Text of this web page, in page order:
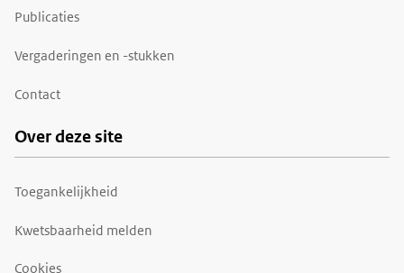
Publicaties
Vergaderingen en -stukken
Contact
Over deze site
Toegankelijkheid
Kwetsbaarheid melden
Cookies